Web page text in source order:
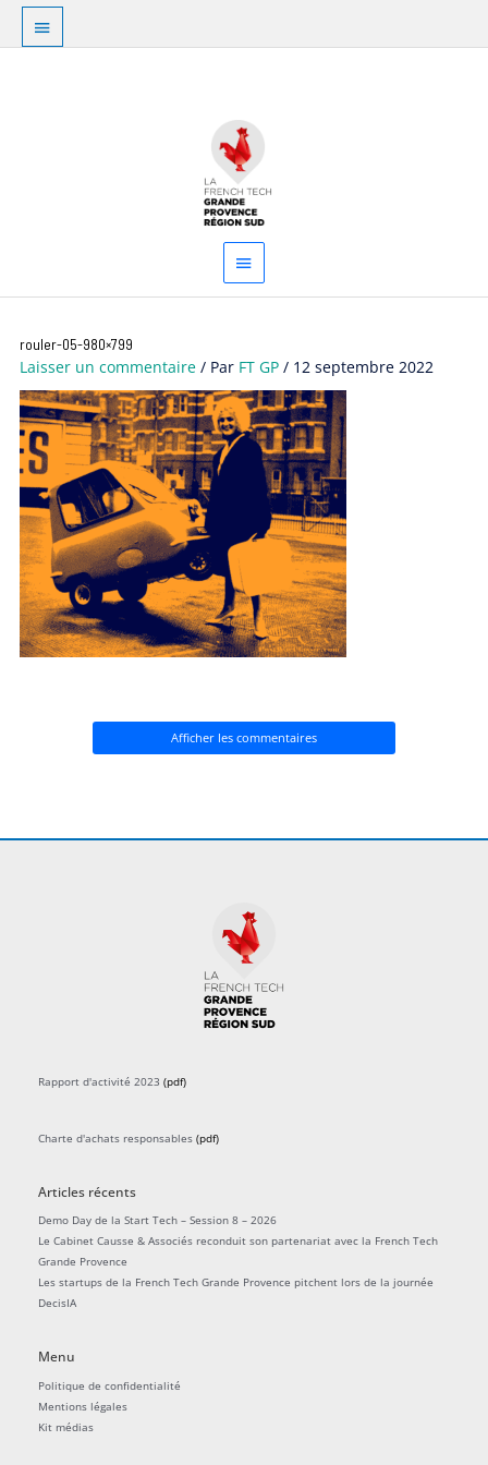
Aller
contenu
Au
dessus
principal
rouler-05-980×799
Laisser un commentaire / Par FT GP/ 12 septembre 2022
Afficher les commentaires
Rapport d'activité 2023 (pdf)
Charte d'achats responsables (pdf)
Articles récents
Demo Day de la Start Tech – Session 8 – 2026
Le Cabinet Causse & Associés reconduit son partenariat avec la French Tech
Grande Provence
Les startups de la French Tech Grande Provence pitchent lors de la journée
DecisIA
Menu
Politique de confidentialité
Mentions légales
Kit médias